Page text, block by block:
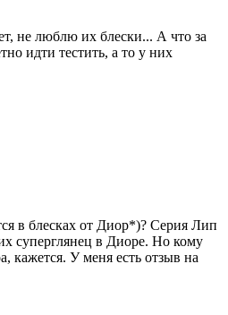
не люблю их блески... А что за
идти тестить, а то у них
в блесках от Диор*)? Серия Лип
суперглянец в Диоре. Но кому
кажется. У меня есть отзыв на